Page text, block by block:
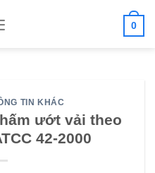
0
TIN KHÁC
ướt vải theo
42-2000